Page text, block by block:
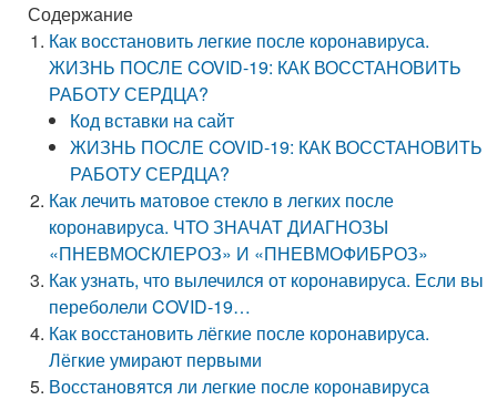
Содержание
Как восстановить легкие после коронавируса.
ЖИЗНЬ ПОСЛЕ COVID-19: КАК ВОССТАНОВИТЬ
РАБОТУ СЕРДЦА?
Код вставки на сайт
ЖИЗНЬ ПОСЛЕ COVID-19: КАК ВОССТАНОВИТЬ
РАБОТУ СЕРДЦА?
Как лечить матовое стекло в легких после
коронавируса. ЧТО ЗНАЧАТ ДИАГНОЗЫ
«ПНЕВМОСКЛЕРОЗ» И «ПНЕВМОФИБРОЗ»
Как узнать, что вылечился от коронавируса. Если вы
переболели COVID-19…
Как восстановить лёгкие после коронавируса.
Лёгкие умирают первыми
Восстановятся ли легкие после коронавируса